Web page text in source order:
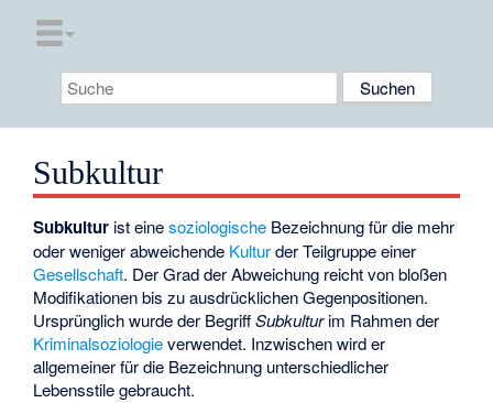
Subkultur
Subkultur ist einesoziologische Bezeichnung für die mehr
oder weniger abweichende Kulturder Teilgruppe einer
Gesellschaft. Der Grad der Abweichung reicht von bloßen
Modifikationen bis zu ausdrücklichen Gegenpositionen.
Ursprünglich wurde der BegriffSubkulturim Rahmen der
Kriminalsoziologieverwendet. Inzwischen wird er
allgemeiner für die Bezeichnung unterschiedlicher
Lebensstile gebraucht.